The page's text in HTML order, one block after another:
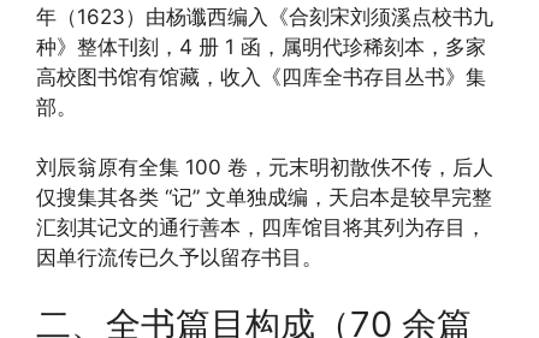
年（1623）由杨谶西编入《合刻宋刘须溪点校书九
种》整体刊刻，4 册 1 函，属明代珍稀刻本，多家
高校图书馆有馆藏，收入《四库全书存目丛书》集
部。
刘辰翁原有全集 100 卷，元末明初散佚不传，后人
仅搜集其各类 “记” 文单独成编，天启本是较早完整
汇刻其记文的通行善本，四库馆目将其列为存目，
因单行流传已久予以留存书目。
二、全书篇目构成（70 余篇